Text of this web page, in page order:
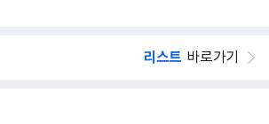
리스트 바로가기